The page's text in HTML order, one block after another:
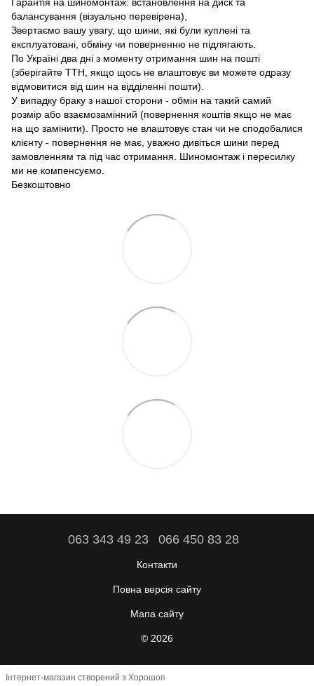
балансування (візуально перевірена),
Звертаємо вашу увагу, що шини, які були куплені та
експлуатовані, обміну чи поверненню не підлягають.
По Україні два дні з моменту отримання шин на пошті
(зберігайте ТТН, якщо щось не влаштовує ви можете одразу
відмовитися від шин на відділенні пошти).
У випадку браку з нашої сторони - обмін на такий самий
розмір або взаємозамінний (повернення коштів якщо не має
на що замінити). Просто не влаштовує стан чи не сподобалися
клієнту - повернення не має, уважно дивіться шини перед
замовленням та під час отримання. Шиномонтаж і пересилку
ми не компенсуємо.
Безкоштовно
063 343 49 23 066 450 83 28
Контакти
Повна версія сайту
Мапа сайту
© 2026
Інтернет-магазин створений з Хорошоп